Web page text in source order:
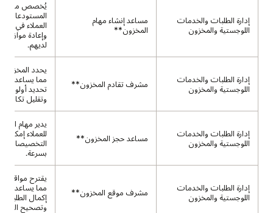
إدارة الطلبات والخدمات
اللوجستية والمخزون
مساعد إنشاء مهام
المخزون**
يُخصص مهام
المستودعات،
العملاء في
وإعادة موازنة
لديهم.
إدارة الطلبات والخدمات
اللوجستية والمخزون
مشرف تقادم المخزون**
يحدد المخزون
مما يساعد
تحديد
وتقليل تكاليف
إدارة الطلبات والخدمات
اللوجستية والمخزون
مساعد حجز المخزون**
يدير مهام
للعملاء
التخصيصات
بسرعة.
إدارة الطلبات والخدمات
اللوجستية والمخزون
مشرف موقع المخزون**
يقترح مواقع
مما يساعد
إكمال الطلبات
وتصحيح